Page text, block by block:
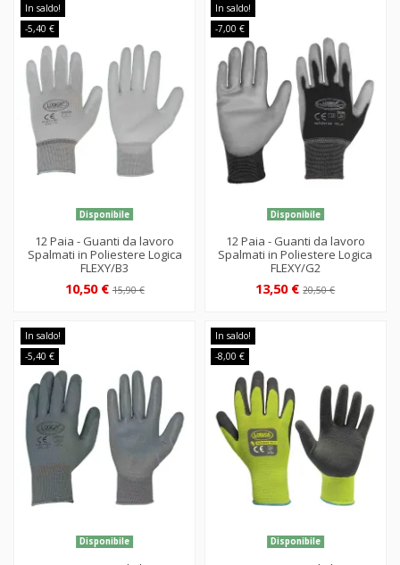
In saldo!
-5,40 €
Disponibile
12 Paia - Guanti da lavoro
Spalmati in Poliestere Logica
FLEXY/B3
10,50 €15,90 €
In saldo!
-7,00 €
Disponibile
12 Paia - Guanti da lavoro
Spalmati in Poliestere Logica
FLEXY/G2
13,50 €20,50 €
In saldo!
-5,40 €
Disponibile
In saldo!
-8,00 €
Disponibile